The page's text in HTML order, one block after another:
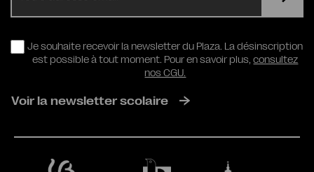
RGPD
Je souhaite recevoir la newsletter du Plaza. La désinscription
est possible à tout moment. Pour en savoir plus,consultez
nos CGU.
Voir la newsletter scolaire